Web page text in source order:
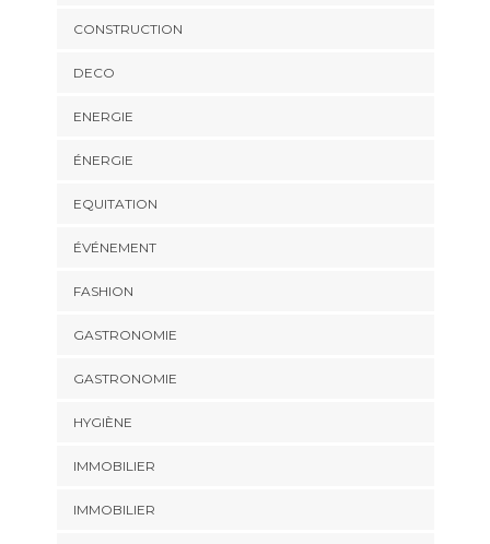
CONSTRUCTION
DECO
ENERGIE
ÉNERGIE
EQUITATION
ÉVÉNEMENT
FASHION
GASTRONOMIE
GASTRONOMIE
HYGIÈNE
IMMOBILIER
IMMOBILIER